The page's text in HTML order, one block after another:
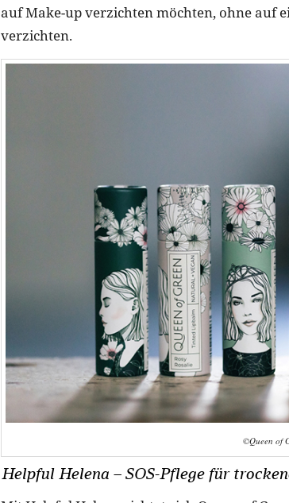
auf Make-up verzichten möchten, ohne auf
verzichten.
©Queen of
Helpful Helena – SOS-Pflege für